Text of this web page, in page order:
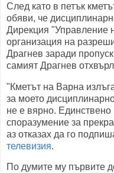
След като в петък
обяви, че
Дирекция "Управление
организация на
Драгнев заради
самият Драгнев
"Кметът на Варна
за моето
не е вярно.
споразумение за
аз отказах да го
телевизия.
По думите му първите